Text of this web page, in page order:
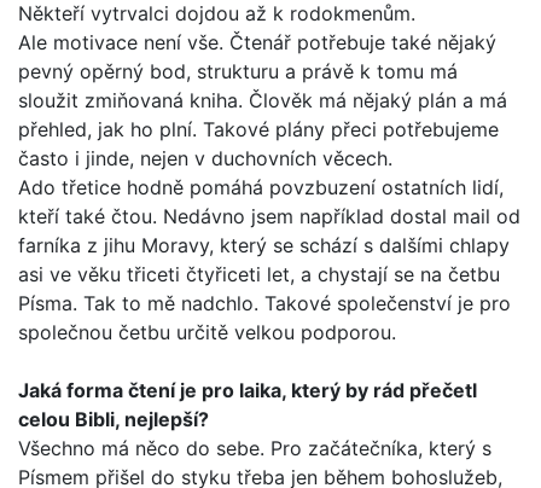
Někteří vytrvalci dojdou až k rodokmenům.
Ale motivace není vše. Čtenář potřebuje také nějaký
pevný opěrný bod, strukturu a právě k tomu má
sloužit zmiňovaná kniha. Člověk má nějaký plán a má
přehled, jak ho plní. Tako­vé plány přeci potřebujeme
často i jinde, nejen v duchovních věcech.
Ado třetice hodně pomáhá povzbuzení ostatních lidí,
kte­ří také čtou. Nedávno jsem například dostal mail od
farníka z jihu Moravy, který se schází s dalšími chlapy
asi ve věku tři­ceti čtyřiceti let, a chystají se na četbu
Písma. Tak to mě nad­chlo. Takové společenství je pro
společnou četbu určitě velkou podporou.
Jaká forma čtení je pro laika, který by rád přečetl
celou Bib­li, nejlepší?
Všechno má něco do sebe. Pro začátečníka, který s
Písmem přišel do styku třeba jen během bohoslužeb,